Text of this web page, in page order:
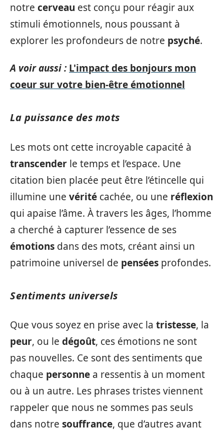
notre cerveau est conçu pour réagir aux
stimuli émotionnels, nous poussant à
explorer les profondeurs de notre psyché.
A voir aussi : L'impact des bonjours mon
coeur sur votre bien-être émotionnel
La puissance des mots
Les mots ont cette incroyable capacité à
transcender le temps et l’espace. Une
citation bien placée peut être l’étincelle qui
illumine une vérité cachée, ou une réflexion
qui apaise l’âme. À travers les âges, l’homme
a cherché à capturer l’essence de ses
émotions dans des mots, créant ainsi un
patrimoine universel de pensées profondes.
Sentiments universels
Que vous soyez en prise avec la tristesse, la
peur, ou le dégoût, ces émotions ne sont
pas nouvelles. Ce sont des sentiments que
chaque personne a ressentis à un moment
ou à un autre. Les phrases tristes viennent
rappeler que nous ne sommes pas seuls
dans notre souffrance, que d’autres avant